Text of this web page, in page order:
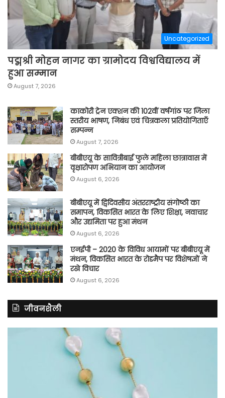
Uncategorized
पद्मश्री मोहन नागर का ग्रामोदय विश्वविद्यालय में
हुआ सम्मान
August 7, 2026
काकोरी ट्रेन एक्शन की 102वीं वर्षगांठ पर जिला
स्तरीय भाषण, निबंध एवं चित्रकला प्रतियोगिताएँ
सम्पन्न
August 7, 2026
बीबीएयू के सावित्रीबाई फुले महिला छात्रावास में
वृक्षारोपण अभियान का आयोजन
August 6, 2026
बीबीएयू में द्विदिवसीय अंतरराष्ट्रीय संगोष्ठी का
समापन, विकसित भारत के लिए शिक्षा, नवाचार
और उद्यमिता पर हुआ मंथन
August 6, 2026
एनईपी – 2020 के विविध आयामों पर बीबीएयू में
मंथन, विकसित भारत के रोडमैप पर विशेषज्ञों ने
रखे विचार
August 6, 2026
जीवनशैली